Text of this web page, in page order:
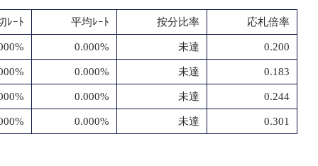
ﾚｰﾄ 平均ﾚｰﾄ 按分比率 応札倍率
0.000% 未達 0.200
0.000% 未達 0.183
0.000% 未達 0.244
0.000% 未達 0.301